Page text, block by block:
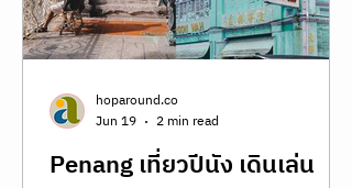
โตเกียว สถาปัตยกรรมสวยๆ ในญี่ปุ่น
เที่ยวญี่ปุ่นด้วยตัวเอง Japan travel
guide kanagawa must visit visit japan
best architecture in japan Tokyo
Kanagawa KAIT Plaza สถาปัตยกรรมที่
ทำให้ “เวลา” กลายเป็นส่ว